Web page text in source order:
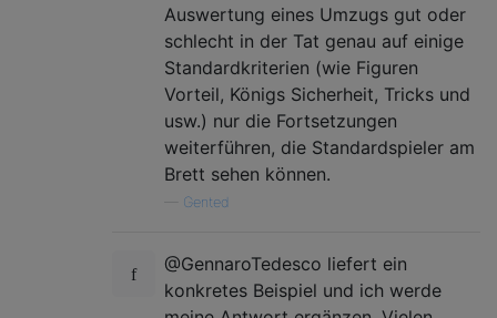
Auswertung eines Umzugs gut oder
schlecht in der Tat genau auf einige
Standardkriterien (wie Figuren
Vorteil, Königs Sicherheit, Tricks und
usw.) nur die Fortsetzungen
weiterführen, die Standardspieler am
Brett sehen können.
Gented
@GennaroTedesco liefert ein
konkretes Beispiel und ich werde